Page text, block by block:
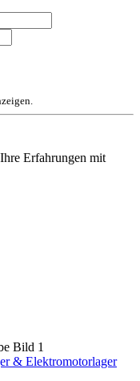
Erfahrungen mit
& Elektromotorlager